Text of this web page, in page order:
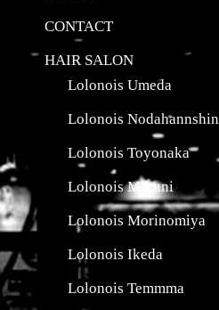
CONTACT
HAIR SALON
Lolonois Umeda
Lolonois Nodahannshin
Lolonois Toyonaka
Lolonois Mikuni
Lolonois Morinomiya
Lolonois Ikeda
Lolonois Temmma